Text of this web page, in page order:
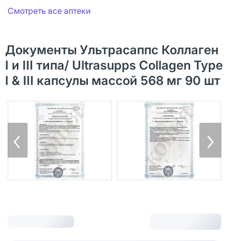
Смотреть все аптеки
Документы Ультрасаппс Коллаген
I и III типа/ Ultrasupps Collagen Type
I & III капсулы массой 568 мг 90 шт